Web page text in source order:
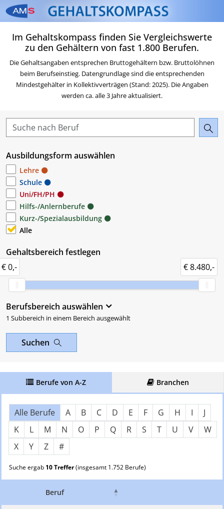
Zum Inhalt springen
Zum Navigationsmenü
Zur Suche springen
Zur Footer springen
Zum Das Portal des AMS
Beruf & Karriere springen
Im Gehaltskompass finden Sie Vergleichswerte
zu den Gehältern von fast 1.800 Berufen.
Die Gehaltsangaben entsprechen Bruttogehältern bzw. Bruttolöhnen
beim Berufseinstieg. Datengrundlage sind die entsprechenden
Mindestgehälter in Kollektivverträgen (Stand: 2025). Die Angaben
werden ca. alle 3 Jahre aktualisiert.
Ausbildungsform auswählen
Lehre
Schule
Uni/FH/PH
Hilfs-/Anlernberufe
Kurz-/Spezialausbildung
Alle
Gehaltsbereich festlegen
€ 0,-
€ 8.480,-
Berufsbereich auswählen
1 Subbereich in einem Bereich ausgewählt
Suchen
Berufe von A-Z Branchen
Über Buchstaben springen Nach Anfangsbuchstaben filtern
Alle Berufe A B C D E F G H I
J
K
L M N O P Q R S T U V
W
X
Y Z #
Suche ergab 10 Treffer(insgesamt 1.752 Berufe)
Beruf